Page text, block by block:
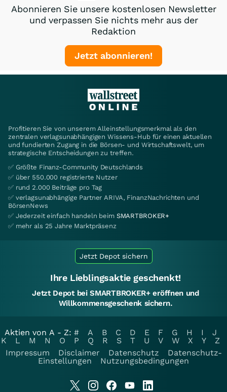
Abonnieren Sie unsere kostenlosen Newsletter
und verpassen Sie nichts mehr aus der
Redaktion
Jetzt abonnieren!
Profitieren Sie von unserem Alleinstellungsmerkmal als den
zentralen verlagsunabhängigen Wissens-Hub für einen aktuellen
und fundierten Zugang in die Börsen- und Wirtschaftswelt, um
strategische Entscheidungen zu treffen.
✅ Größte Finanz-Community Deutschlands
✅ über 550.000 registrierte Nutzer
✅ rund 2.000 Beiträge pro Tag
✅ verlagsunabhängige Partner ARIVA, FinanzNachrichten und
BörsenNews
✅ Jederzeit einfach handeln beim SMARTBROKER+
✅ mehr als 25 Jahre Marktpräsenz
Jetzt Depot sichern
Ihre Lieblingsaktie geschenkt!
Jetzt Depot bei SMARTBROKER+ eröffnen und
Willkommensgeschenk sichern.
Aktien von A - Z: # A B C D E F G H I
J
K
L M N O P Q R S T U V W X Y
Z
Impressum
Disclaimer Datenschutz
Datenschutz-
Einstellungen
Nutzungsbedingungen